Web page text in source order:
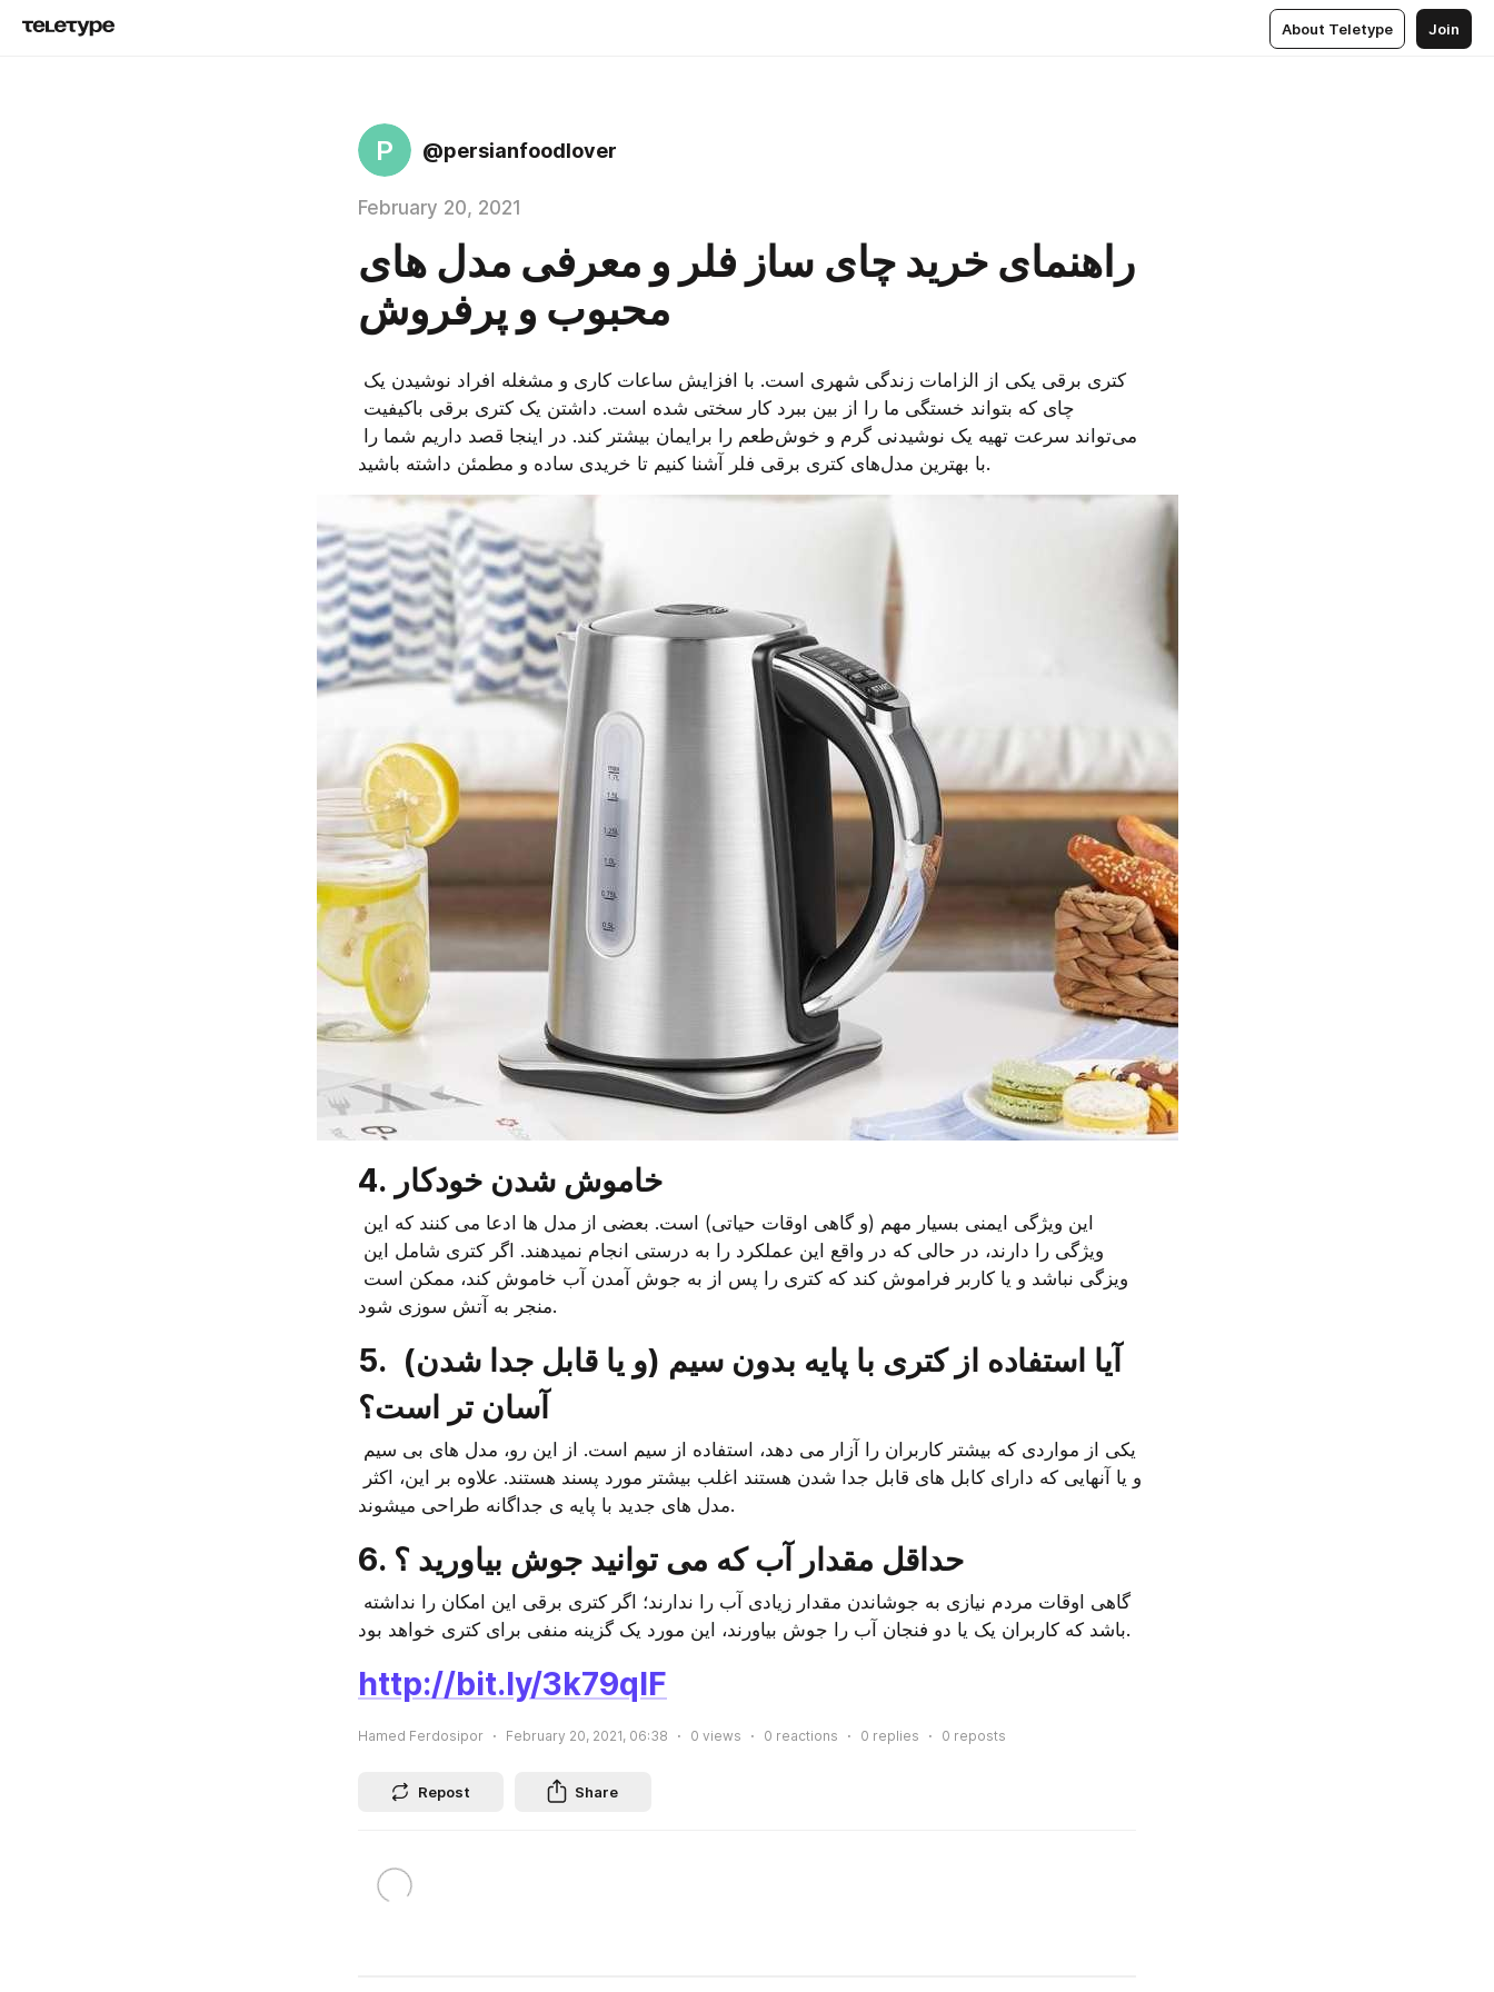
About Teletype Join
P @persianfoodlover
February 20, 2021
راهنمای خرید چای ساز فلر و معرفی مدل های
محبوب و پرفروش
با بهترین مدل‌های کتری برقی فلر آشنا کنیم تا خریدی ساده و مطمئن داشته باشید.
4. خاموش شدن خودکار
منجر به آتش سوزی شود.
5. آیا استفاده از کتری با پایه بدون سیم (و یا قابل جدا شدن)
آسان تر است؟
مدل های جدید با پایه ی جداگانه طراحی میشوند.
6. حداقل مقدار آب که می توانید جوش بیاورید ؟
باشد که کاربران یک یا دو فنجان آب را جوش بیاورند، این مورد یک گزینه منفی برای کتری خواهد بود.
http://bit.ly/3k79qIF
Hamed Ferdosipor February 20, 2021, 06:38 0 views 0 reactions 0 replies 0 reposts
Repost Share